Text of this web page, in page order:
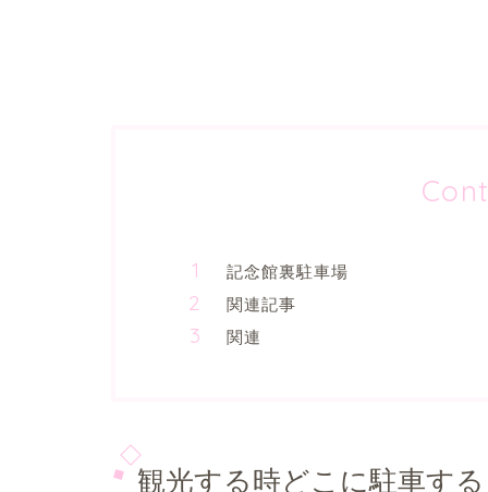
記念館裏駐車場
関連記事
関連
観光する時どこに駐車す